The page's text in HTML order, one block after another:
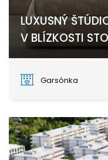
LUXUSNÝ
V BLÍZKOSTI
Garsónka